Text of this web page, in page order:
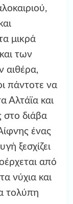
μικρά
των
αιθέρα,
πάντοτε να
Αλτάϊα και
στο διάβα
ένας
ξεσχίζει
από
νύχια και
τολύπη